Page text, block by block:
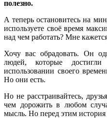
полезно.
А теперь остановитесь на
используете своё время
над чем работать? Мне
Хочу вас обрадовать. Он
людей, которые
использовании своего
Но они есть.
Но не расстраивайтесь,
чем дорожить в любом
мысль. Но перед этим